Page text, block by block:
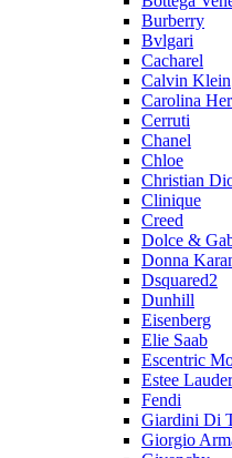
Burberry
Bvlgari
Cacharel
Calvin Klein
Carolina
Cerruti
Chanel
Chloe
Christian
Clinique
Creed
Dolce &
Donna
Dsquared2
Dunhill
Eisenberg
Elie Saab
Escentric
Estee Lauder
Fendi
Giardini Di
Giorgio